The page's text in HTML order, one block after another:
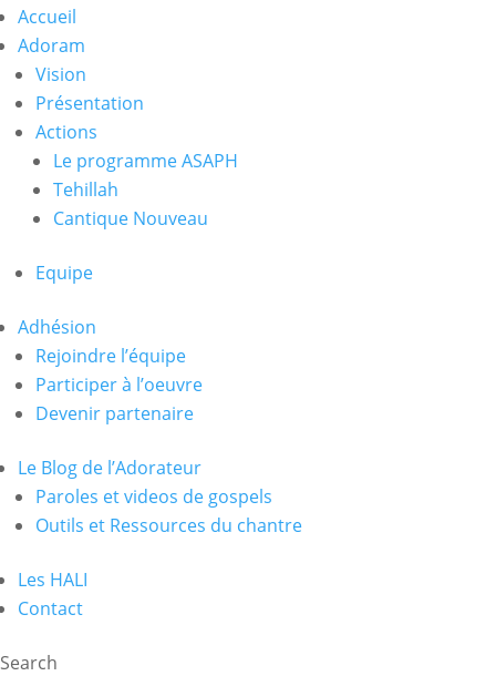
Accueil
Adoram
Vision
Présentation
Actions
Le programme ASAPH
Tehillah
Cantique Nouveau
Equipe
Adhésion
Rejoindre l’équipe
Participer à l’oeuvre
Devenir partenaire
Le Blog de l’Adorateur
Paroles et videos de gospels
Outils et Ressources du chantre
Les HALI
Contact
Search